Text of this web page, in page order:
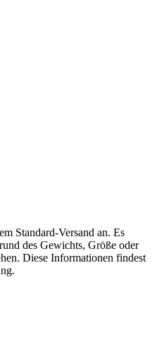
Standard-Versand an. Es
des Gewichts, Größe oder
Diese Informationen findest